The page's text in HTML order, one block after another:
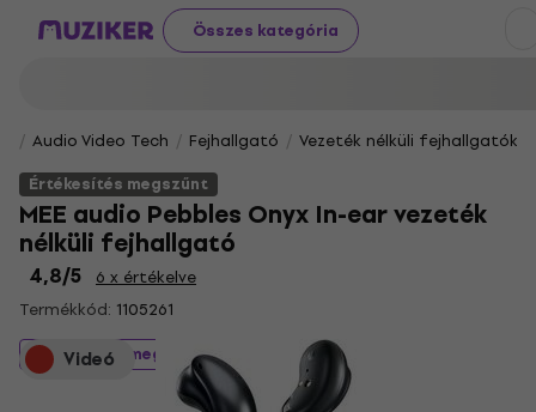
Összes kategória
Audio Video Tech Fejhallgató
Vezeték nélküli fejhallgatók
Értékesítés megszűnt
MEE audio Pebbles Onyx In-ear vezeték
nélküli fejhallgató
4,8/5
6 x értékelve
Termékkód: 1105261
Videó
Értékesítés megszűnt